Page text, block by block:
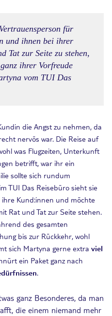
für
und ihnen bei ihrer
Tat zur Seite zu stehen,
ihrer Vorfreude
vom TUI Das
die Angst zu nehmen, da
nervös war. Die Reise auf
was Flugzeiten, Unterkunft
betrifft, war ihr ein
sollte sich rundum
TUI Das Reisebüro sieht sie
Kund:innen und möchte
Rat und Tat zur Seite stehen.
des gesamten
bis zur Rückkehr, wohl
sich Martyna gerne extra viel
ein Paket ganz nach
.
ganz Besonderes, da man
die einem niemand mehr